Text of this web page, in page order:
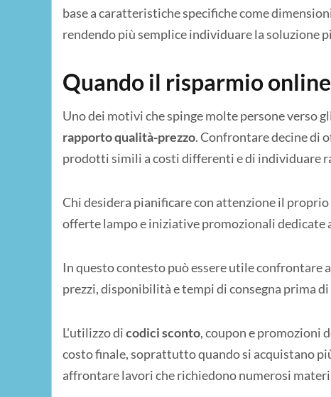
base a caratteristiche specifiche come
rendendo più semplice individuare la soluzione
Quando il risparmio
Uno dei motivi che spinge molte persone verso
rapporto qualità-prezzo. Confrontare decine di
prodotti simili a costi differenti e di individuare
Chi desidera pianificare con attenzione il
offerte lampo e iniziative promozionali dedicate
In questo contesto può essere utile confrontare
prezzi, disponibilità e tempi di consegna prima
L'utilizzo dicodici sconto, coupon e promozioni
costo finale, soprattutto quando si acquistano
affrontare lavori che richiedono numerosi